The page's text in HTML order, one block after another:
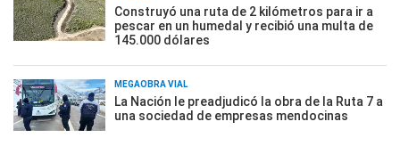
Construyó una ruta de 2 kilómetros para ir a
pescar en un humedal y recibió una multa de
145.000 dólares
MEGAOBRA VIAL
La Nación le preadjudicó la obra de la Ruta 7 a
una sociedad de empresas mendocinas